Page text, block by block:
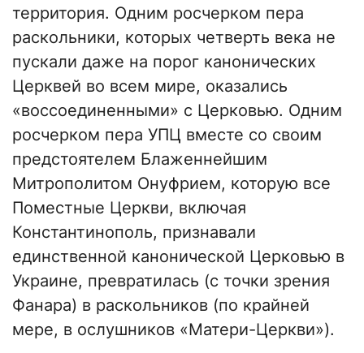
территория. Одним росчерком пера
раскольники, которых четверть века не
пускали даже на порог канонических
Церквей во всем мире, оказались
«воссоединенными» с Церковью. Одним
росчерком пера УПЦ вместе со своим
предстоятелем Блаженнейшим
Митрополитом Онуфрием, которую все
Поместные Церкви, включая
Константинополь, признавали
единственной канонической Церковью в
Украине, превратилась (с точки зрения
Фанара) в раскольников (по крайней
мере, в ослушников «Матери-Церкви»).